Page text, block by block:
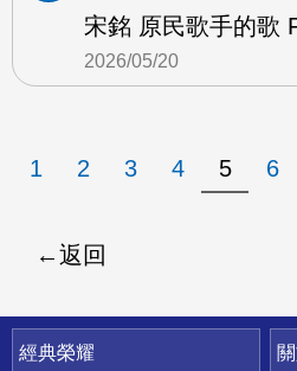
宋銘 原民歌手的歌
2026/05/20
1 2 3 4 5 6
返回
快速連結
經典榮耀